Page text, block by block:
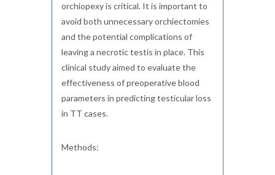
orchiopexy is critical. It is important to
avoid both unnecessary orchiectomies
and the potential complications of
leaving a necrotic testis in place. This
clinical study aimed to evaluate the
effectiveness of preoperative blood
parameters in predicting testicular loss
in TT cases.
Methods: